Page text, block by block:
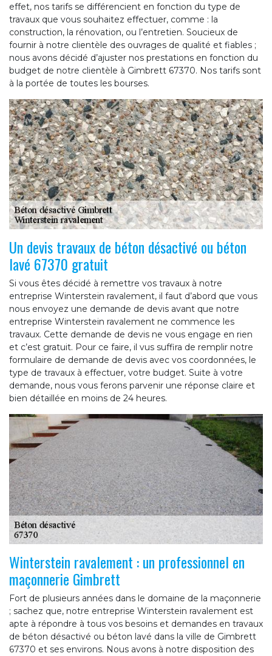
effet, nos tarifs se différencient en fonction du type de
travaux que vous souhaitez effectuer, comme : la
construction, la rénovation, ou l’entretien. Soucieux de
fournir à notre clientèle des ouvrages de qualité et fiables ;
nous avons décidé d’ajuster nos prestations en fonction du
budget de notre clientèle à Gimbrett 67370. Nos tarifs sont
à la portée de toutes les bourses.
Un devis travaux de béton désactivé ou béton
lavé 67370 gratuit
Si vous êtes décidé à remettre vos travaux à notre
entreprise Winterstein ravalement, il faut d’abord que vous
nous envoyez une demande de devis avant que notre
entreprise Winterstein ravalement ne commence les
travaux. Cette demande de devis ne vous engage en rien
et c’est gratuit. Pour ce faire, il vus suffira de remplir notre
formulaire de demande de devis avec vos coordonnées, le
type de travaux à effectuer, votre budget. Suite à votre
demande, nous vous ferons parvenir une réponse claire et
bien détaillée en moins de 24 heures.
Winterstein ravalement : un professionnel en
maçonnerie Gimbrett
Fort de plusieurs années dans le domaine de la maçonnerie
; sachez que, notre entreprise Winterstein ravalement est
apte à répondre à tous vos besoins et demandes en travaux
de béton désactivé ou béton lavé dans la ville de Gimbrett
67370 et ses environs. Nous avons à notre disposition des